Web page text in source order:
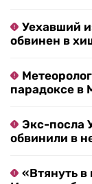
Уехавший
обвинен в
парадоксе в
Экс-посла
обвинили в
«Втянуть